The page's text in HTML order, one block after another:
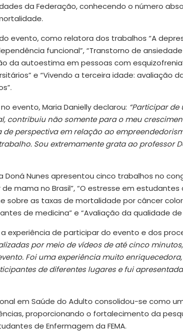
da Federação, conhecendo o número
evento, como relatora dos trabalhos “A
funcional”, “Transtorno de
da autoestima em pessoas com
e “Vivendo a terceira idade: avaliação
evento, Maria Danielly declarou: “Participar
contribuiu não somente para o meu
perspectiva em relação ao
Sou extremamente grata ao professor
Doná Nunes apresentou cinco trabalhos no
mama no Brasil”, “O estresse em
sobre as taxas de mortalidade por câncer
de medicina” e “Avaliação da qualidade
experiência de participar do evento e dos
por meio de vídeos de até cinco
Foi uma experiência muito
de diferentes lugares e fui
em Saúde do Adulto consolidou-se como
proporcionando o fortalecimento da
de Enfermagem da FEMA.